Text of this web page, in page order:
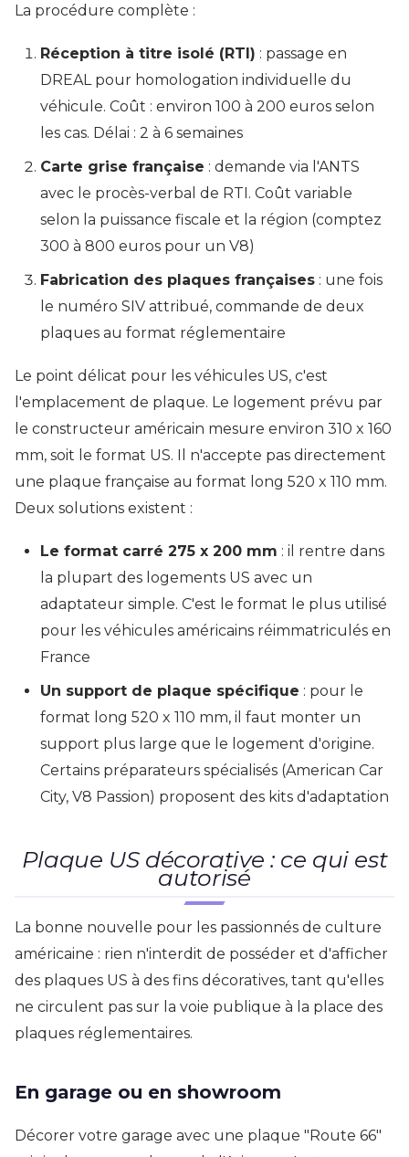
La procédure complète :
Réception à titre isolé (RTI) : passage en
DREAL pour homologation individuelle du
véhicule. Coût : environ 100 à 200 euros selon
les cas. Délai : 2 à 6 semaines
Carte grise française : demande via l'ANTS
avec le procès-verbal de RTI. Coût variable
selon la puissance fiscale et la région (comptez
300 à 800 euros pour un V8)
Fabrication des plaques françaises : une fois
le numéro SIV attribué, commande de deux
plaques au format réglementaire
Le point délicat pour les véhicules US, c'est
l'emplacement de plaque. Le logement prévu par
le constructeur américain mesure environ 310 x 160
mm, soit le format US. Il n'accepte pas directement
une plaque française au format long 520 x 110 mm.
Deux solutions existent :
Le format carré 275 x 200 mm : il rentre dans
la plupart des logements US avec un
adaptateur simple. C'est le format le plus utilisé
pour les véhicules américains réimmatriculés en
France
Un support de plaque spécifique : pour le
format long 520 x 110 mm, il faut monter un
support plus large que le logement d'origine.
Certains préparateurs spécialisés (American Car
City, V8 Passion) proposent des kits d'adaptation
Plaque US décorative : ce qui est
autorisé
La bonne nouvelle pour les passionnés de culture
américaine : rien n'interdit de posséder et d'afficher
des plaques US à des fins décoratives, tant qu'elles
ne circulent pas sur la voie publique à la place des
plaques réglementaires.
En garage ou en showroom
Décorer votre garage avec une plaque "Route 66"